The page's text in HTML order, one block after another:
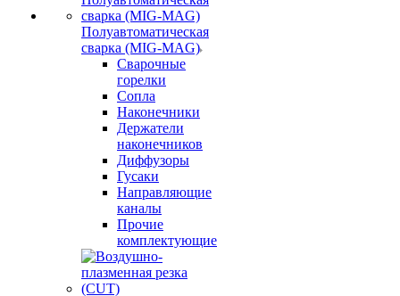
Полуавтоматическая
сварка (MIG-MAG)
Сварочные
горелки
Сопла
Наконечники
Держатели
наконечников
Диффузоры
Гусаки
Направляющие
каналы
Прочие
комплектующие